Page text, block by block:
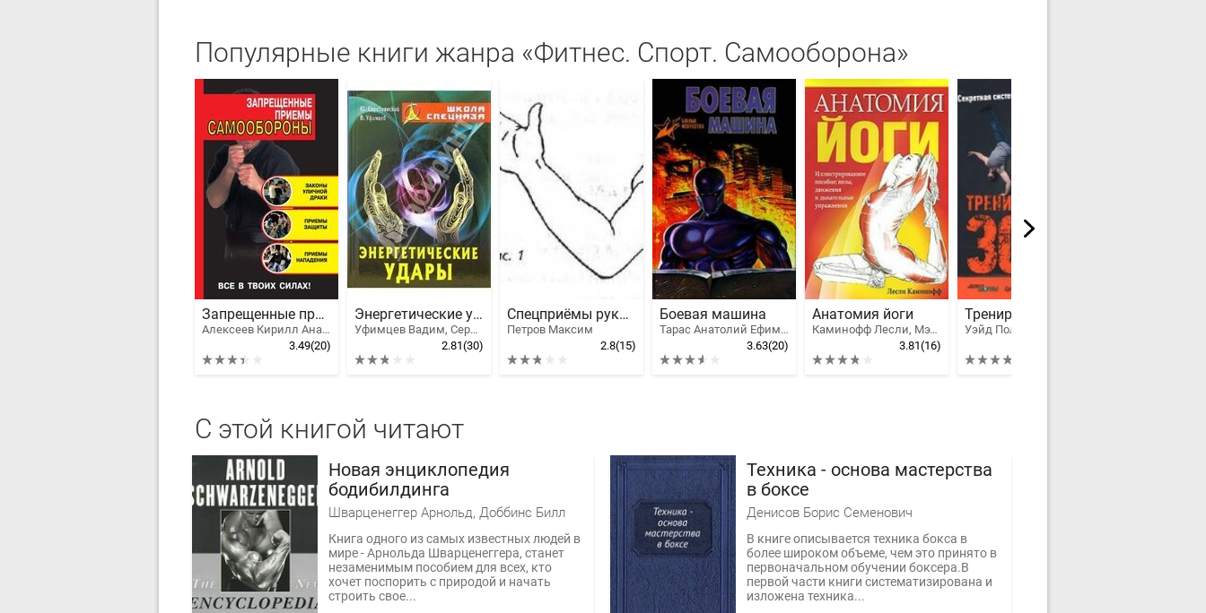
Популярные книги жанра «Фитнес. Спорт. Самооборона»
Запрещенные приемы самообороны
Алексеев Кирилл Анатольевич
3.49(20)
Энергетические удары
Уфимцев Вадим, Серебрянский Юрий Анатольевич
2.81(30)
Спецприёмы рукопашного боя. Практическое пособие
Петров Максим
2.8(15)
Боевая машина
Тарас Анатолий Ефимович
3.63(20)
Анатомия йоги
Каминофф Лесли, Мэтьюз Эйми
3.81(16)
Уэйд Пол Тренер
С этой книгой читают
Новая энциклопедия
бодибилдинга
Шварценеггер Арнольд, Доббинс Билл
Книга одного из самых известных людей в
мире - Арнольда Шварценеггера, станет
незаменимым пособием для всех, кто
хочет поспорить с природой и начать
строить свое...
Техника - основа мастерства
в боксе
Денисов Борис Семенович
В книге описывается техника бокса в
более широком объеме, чем это принято в
первоначальном обучении боксера.В
первой части книги систематизирована и
изложена техника...